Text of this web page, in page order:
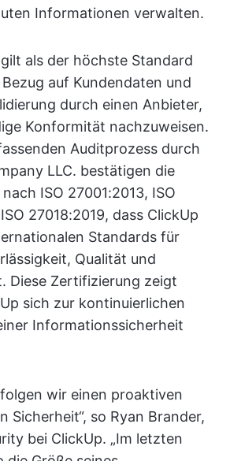
Informationen verwalten.
als der höchste Standard
auf Kundendaten und
durch einen Anbieter,
Konformität nachzuweisen.
Auditprozess durch
LLC. bestätigen die
ISO 27001:2013, ISO
27018:2019, dass ClickUp
Standards für
Qualität und
Diese Zertifizierung zeigt
sich zur kontinuierlichen
Informationssicherheit
wir einen proaktiven
Sicherheit“, so Ryan Brander,
bei ClickUp. „Im letzten